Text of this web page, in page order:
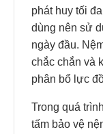
phát huy tối
dùng nên sử
ngày đầu.
chắc chắn và
phân bổ lực
Trong quá
tấm bảo vệ